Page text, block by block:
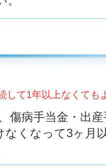
して1年以上なくても
傷病手当金・出
なくなって3ヶ月